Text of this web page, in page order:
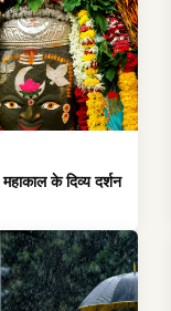
के दिव्य दर्शन